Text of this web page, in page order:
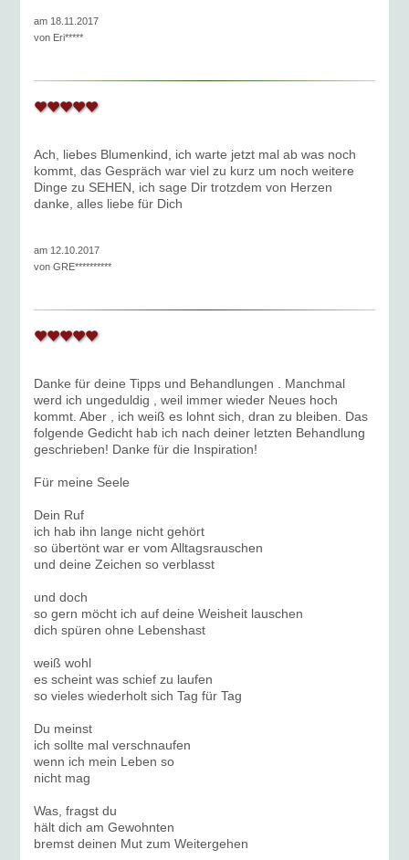
am 18.11.2017
von Eri*****
Ach, liebes Blumenkind, ich warte jetzt mal ab was noch
kommt, das Gespräch war viel zu kurz um noch weitere
Dinge zu SEHEN, ich sage Dir trotzdem von Herzen
danke, alles liebe für Dich
am 12.10.2017
vonGRE**********
Danke für deine Tipps und Behandlungen . Manchmal
werd ich ungeduldig , weil immer wieder Neues hoch
kommt. Aber , ich weiß es lohnt sich, dran zu bleiben. Das
folgende Gedicht hab ich nach deiner letzten Behandlung
geschrieben! Danke für die Inspiration!
Für meine Seele
Dein Ruf
ich hab ihn lange nicht gehört
so übertönt war er vom Alltagsrauschen
und deine Zeichen so verblasst
und doch
so gern möcht ich auf deine Weisheit lauschen
dich spüren ohne Lebenshast
weiß wohl
es scheint was schief zu laufen
so vieles wiederholt sich Tag für Tag
Du meinst
ich sollte mal verschnaufen
wenn ich mein Leben so
nicht mag
Was, fragst du
hält dich am Gewohnten
bremst deinen Mut zum Weitergehen